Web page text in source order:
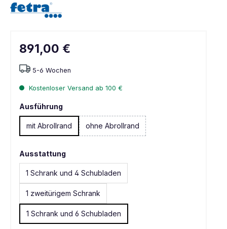
891,00 €
5-6 Wochen
Kostenloser Versand ab 100 €
Ausführung
mit Abrollrand ohne Abrollrand
Ausstattung
1 Schrank und 4 Schubladen
1 zweitürigem Schrank
1 Schrank und 6 Schubladen